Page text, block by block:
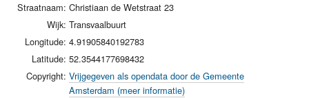
Straatnaam: Christiaan de Wetstraat 23
Wijk: Transvaalbuurt
Longitude: 4.91905840192783
Latitude: 52.3544177698432
Copyright: Vrijgegeven als opendata door de Gemeente
Amsterdam (meer informatie)